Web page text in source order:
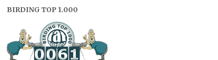
BIRDING TOP 1.000